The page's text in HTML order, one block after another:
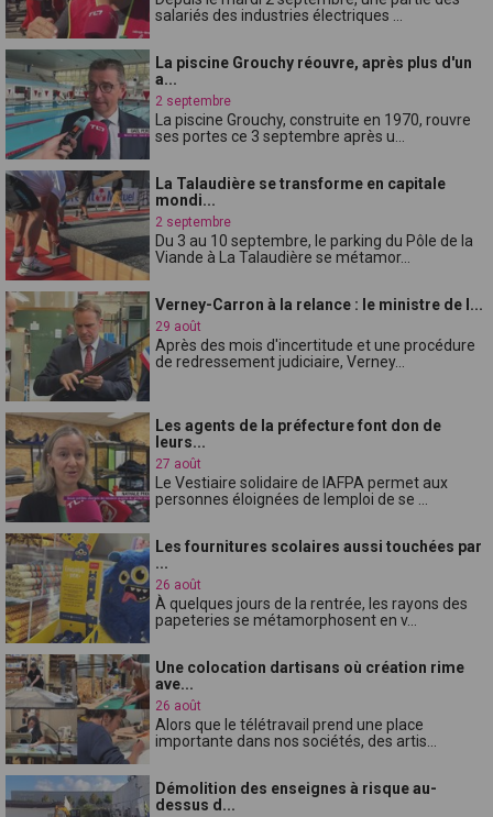
salariés des industries électriques ...
La piscine Grouchy réouvre, après plus d'un
a...
2 septembre
La piscine Grouchy, construite en 1970, rouvre
ses portes ce 3 septembre après u...
La Talaudière se transforme en capitale
mondi...
2 septembre
Du 3 au 10 septembre, le parking du Pôle de la
Viande à La Talaudière se métamor...
Verney-Carron à la relance : le ministre de l...
29 août
Après des mois d'incertitude et une procédure
de redressement judiciaire, Verney...
Les agents de la préfecture font don de
leurs...
27 août
Le Vestiaire solidaire de lAFPA permet aux
personnes éloignées de lemploi de se ...
Les fournitures scolaires aussi touchées par
...
26 août
À quelques jours de la rentrée, les rayons des
papeteries se métamorphosent en v...
Une colocation dartisans où création rime
ave...
26 août
Alors que le télétravail prend une place
importante dans nos sociétés, des artis...
Démolition des enseignes à risque au-
dessus d...